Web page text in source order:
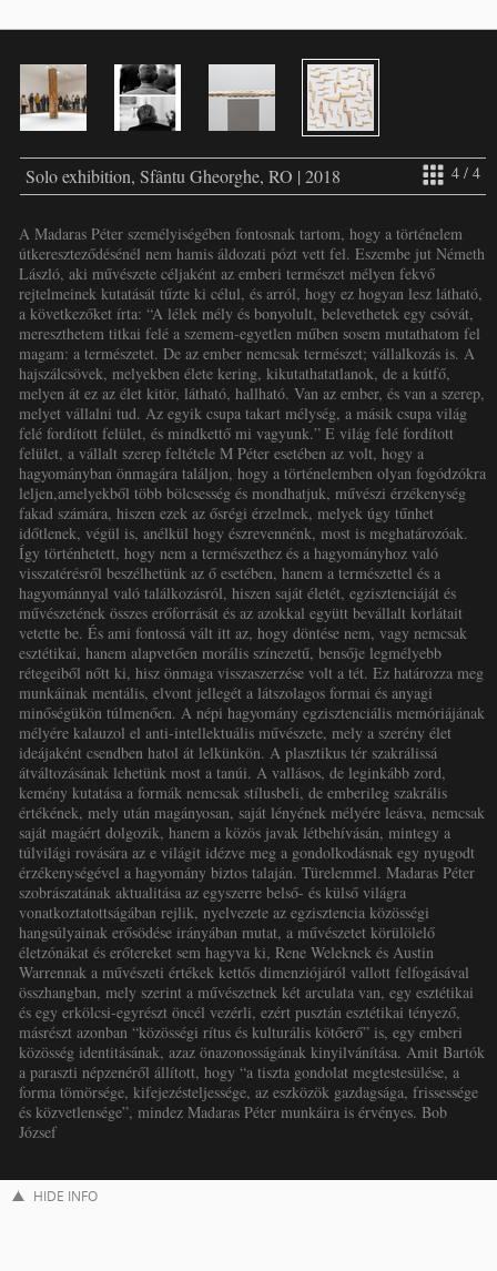
4 / 4
Solo exhibition, Sfântu Gheorghe, RO | 2018
A Madaras Péter személyiségében fontosnak tartom, hogy a történelem
útkereszteződésénél nem hamis áldozati pózt vett fel. Eszembe jut Németh
László, aki művészete céljaként az emberi természet mélyen fekvő
rejtelmeinek kutatását tűzte ki célul, és arról, hogy ez hogyan lesz látható,
a következőket írta: “A lélek mély és bonyolult, belevethetek egy csóvát,
mereszthetem titkai felé a szemem-egyetlen műben sosem mutathatom fel
magam: a természetet. De az ember nemcsak természet; vállalkozás is. A
hajszálcsövek, melyekben élete kering, kikutathatatlanok, de a kútfő,
melyen át ez az élet kitör, látható, hallható. Van az ember, és van a szerep,
melyet vállalni tud. Az egyik csupa takart mélység, a másik csupa világ
felé fordított felület, és mindkettő mi vagyunk.” E világ felé fordított
felület, a vállalt szerep feltétele M Péter esetében az volt, hogy a
hagyományban önmagára találjon, hogy a történelemben olyan fogódzókra
leljen,amelyekből több bölcsesség és mondhatjuk, művészi érzékenység
fakad számára, hiszen ezek az ősrégi érzelmek, melyek úgy tűnhet
időtlenek, végül is, anélkül hogy észrevennénk, most is meghatározóak.
Így történhetett, hogy nem a természethez és a hagyományhoz való
visszatérésről beszélhetünk az ő esetében, hanem a természettel és a
hagyománnyal való találkozásról, hiszen saját életét, egzisztenciáját és
művészetének összes erőforrását és az azokkal együtt bevállalt korlátait
vetette be. És ami fontossá vált itt az, hogy döntése nem, vagy nemcsak
esztétikai, hanem alapvetően morális színezetű, bensője legmélyebb
rétegeiből nőtt ki, hisz önmaga visszaszerzése volt a tét. Ez határozza meg
munkáinak mentális, elvont jellegét a látszolagos formai és anyagi
minőségükön túlmenően. A népi hagyomány egzisztenciális memóriájának
mélyére kalauzol el anti-intellektuális művészete, mely a szerény élet
ideájaként csendben hatol át lelkünkön. A plasztikus tér szakrálissá
átváltozásának lehetünk most a tanúi. A vallásos, de leginkább zord,
kemény kutatása a formák nemcsak stílusbeli, de emberileg szakrális
értékének, mely után magányosan, saját lényének mélyére leásva, nemcsak
saját magáért dolgozik, hanem a közös javak létbehívásán, mintegy a
túlvilági rovására az e világit idézve meg a gondolkodásnak egy nyugodt
érzékenységével a hagyomány biztos talaján. Türelemmel. Madaras Péter
szobrászatának aktualitása az egyszerre belső- és külső világra
vonatkoztatottságában rejlik, nyelvezete az egzisztencia közösségi
hangsúlyainak erősödése irányában mutat, a művészetet körülölelő
életzónákat és erőtereket sem hagyva ki, Rene Weleknek és Austin
Warrennak a művészeti értékek kettős dimenziójáról vallott felfogásával
összhangban, mely szerint a művészetnek két arculata van, egy esztétikai
és egy erkölcsi-egyrészt öncél vezérli, ezért pusztán esztétikai tényező,
másrészt azonban “közösségi rítus és kulturális kötőerő” is, egy emberi
közösség identitásának, azaz önazonosságának kinyilvánítása. Amit Bartók
a paraszti népzenéről állított, hogy “a tiszta gondolat megtestesülése, a
forma tömörsége, kifejezésteljessége, az eszközök gazdagsága, frissessége
és közvetlensége”, mindez Madaras Péter munkáira is érvényes. Bob
József
HIDE INFO